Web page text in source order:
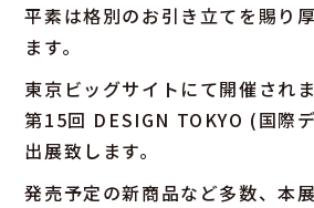
平素は格別のお引き立てを賜り
ます。
東京ビッグサイトにて開催されま
第15回 DESIGN TOKYO (国際
出展致します。
発売予定の新商品など多数、本